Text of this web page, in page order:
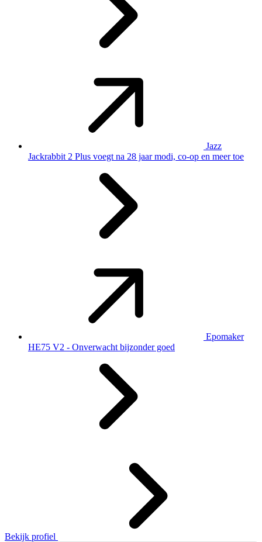
Jazz
Jackrabbit 2 Plus voegt na 28 jaar modi, co-op en meer toe
Epomaker
HE75 V2 - Onverwacht bijzonder goed
Bekijk profiel